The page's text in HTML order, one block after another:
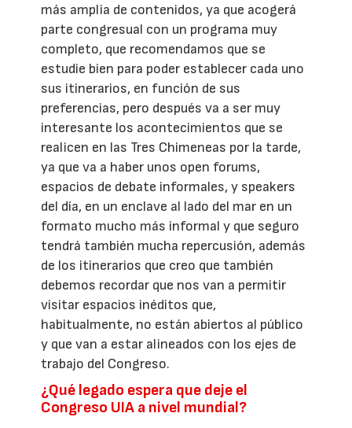
más amplia de contenidos, ya que acogerá
parte congresual con un programa muy
completo, que recomendamos que se
estudie bien para poder establecer cada uno
sus itinerarios, en función de sus
preferencias, pero después va a ser muy
interesante los acontecimientos que se
realicen en las Tres Chimeneas por la tarde,
ya que va a haber unos open forums,
espacios de debate informales, y speakers
del día, en un enclave al lado del mar en un
formato mucho más informal y que seguro
tendrá también mucha repercusión, además
de los itinerarios que creo que también
debemos recordar que nos van a permitir
visitar espacios inéditos que,
habitualmente, no están abiertos al público
y que van a estar alineados con los ejes de
trabajo del Congreso.
¿Qué legado espera que deje el
Congreso UIA a nivel mundial?